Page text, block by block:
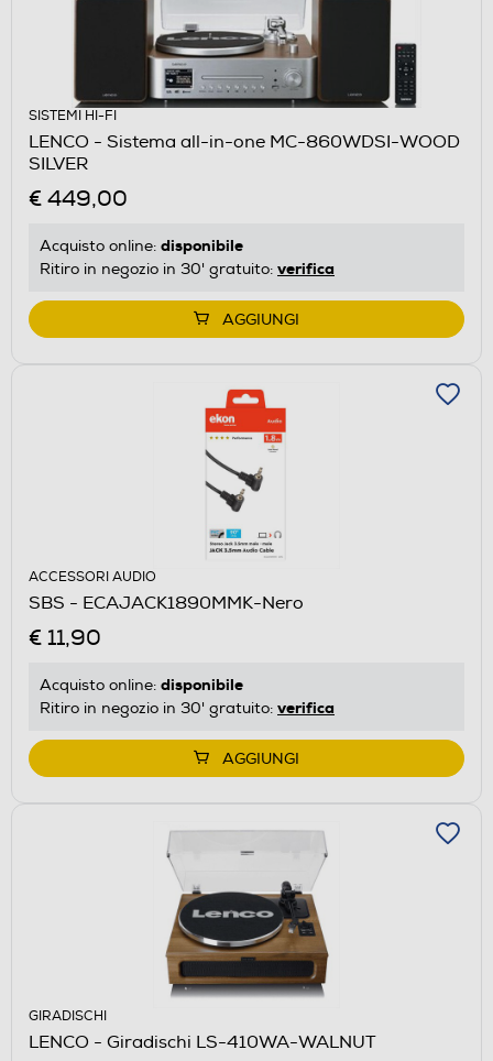
SISTEMI HI-FI
LENCO - Sistema all-in-one MC-860WDSI-WOOD
SILVER
€ 449,00
Acquisto online: disponibile
Ritiro in negozio in 30' gratuito: verifica
AGGIUNGI
ACCESSORI AUDIO
SBS - ECAJACK1890MMK-Nero
€ 11,90
Acquisto online: disponibile
Ritiro in negozio in 30' gratuito: verifica
AGGIUNGI
GIRADISCHI
LENCO - Giradischi LS-410WA-WALNUT